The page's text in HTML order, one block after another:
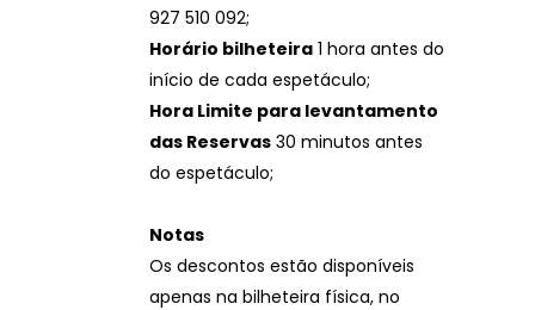
927 510 092;
Horário bilheteira 1 hora antes do
início de cada espetáculo;
Hora Limite para levantamento
das Reservas 30 minutos antes
do espetáculo;
Notas
Os descontos estão disponíveis
apenas na bilheteira física, no